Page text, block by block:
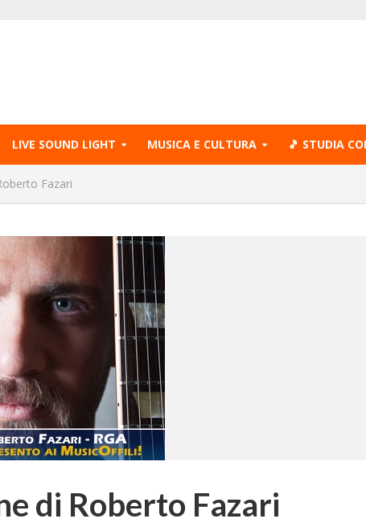
LIVE SOUND LIGHT MUSICA E CULTURA 🎵 STUDIA
Fazari
di Roberto Fazari